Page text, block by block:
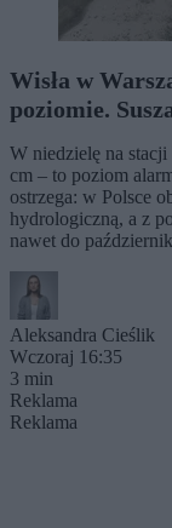
Wisła w
poziomie.
W niedzielę na stacji
cm – to poziom
ostrzega: w Polsce
hydrologiczną, a z
nawet do
Aleksandra Cieślik
Wczoraj 16:35
3 min
Reklama
Reklama